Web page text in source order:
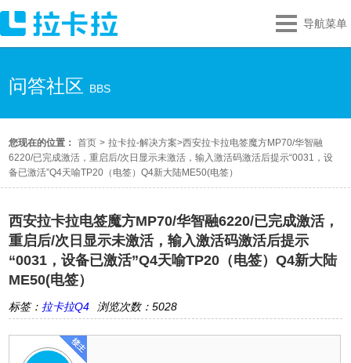
导航菜单
问答社区 BBS
您现在的位置： 首页 > 拉卡拉-解决方案>西安拉卡拉电签魔方MP70/华智融
6220/已完成激活，重启后/次日显示未激活，输入激活码激活后提示“0031，设
备已激活”Q4天喻TP20（电签）Q4新大陆ME50(电签）
西安拉卡拉电签魔方MP70/华智融6220/已完成激活，
重启后/次日显示未激活，输入激活码激活后提示
“0031，设备已激活”Q4天喻TP20（电签）Q4新大陆
ME50(电签）
标签： 拉卡拉Q4 浏览次数：5028